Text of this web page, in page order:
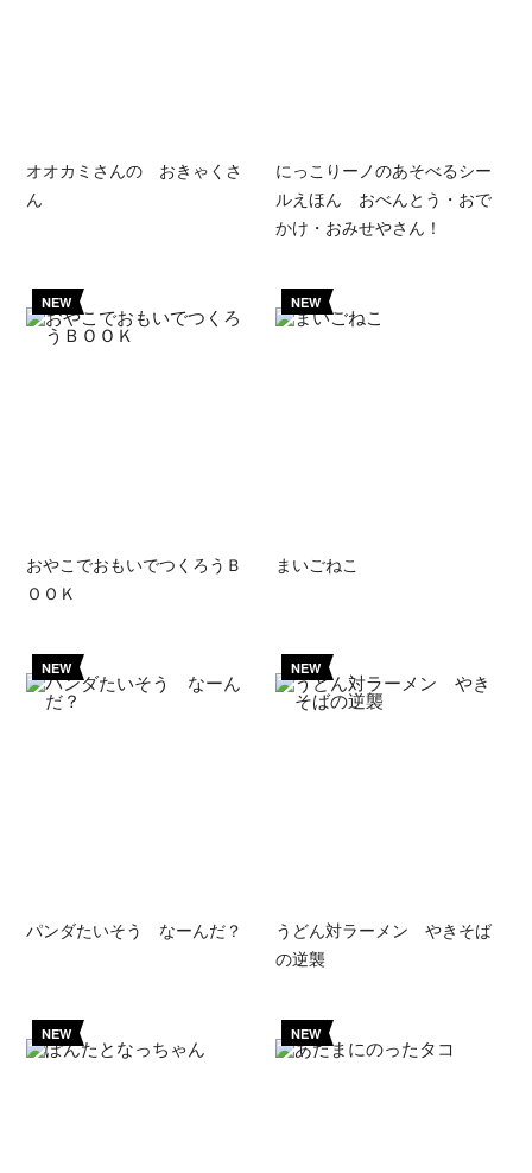
オオカミさんの おきゃくさ
ん
にっこりーノのあそべるシー
ルえほん おべんとう・おで
かけ・おみせやさん！
NEW
おやこでおもいでつくろうＢ
ＯＯＫ
NEW
まいごねこ
NEW
パンダたいそう なーんだ？
NEW
うどん対ラーメン やきそば
の逆襲
NEW NEW